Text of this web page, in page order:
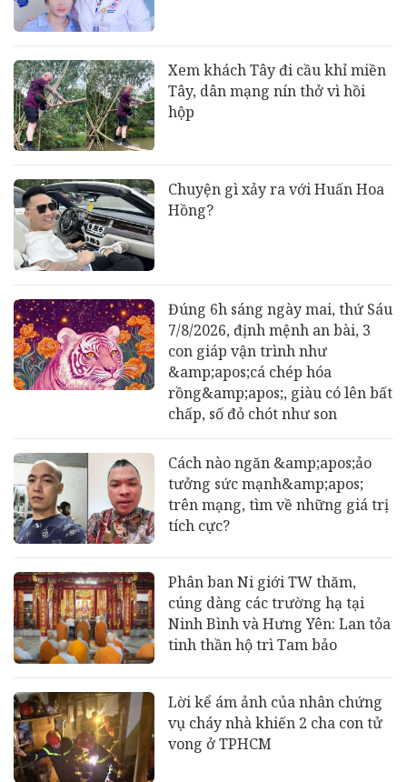
Xem khách Tây đi cầu khỉ miền
Tây, dân mạng nín thở vì hồi
hộp
Chuyện gì xảy ra với Huấn Hoa
Hồng?
Đúng 6h sáng ngày mai, thứ Sáu
7/8/2026, định mệnh an bài, 3
con giáp vận trình như
&amp;apos;cá chép hóa
rồng&amp;apos;, giàu có lên bất
chấp, số đỏ chót như son
Cách nào ngăn &amp;apos;ảo
tưởng sức mạnh&amp;apos;
trên mạng, tìm về những giá trị
tích cực?
Phân ban Ni giới TW thăm,
cúng dàng các trường hạ tại
Ninh Bình và Hưng Yên: Lan tỏa
tinh thần hộ trì Tam bảo
Lời kể ám ảnh của nhân chứng
vụ cháy nhà khiến 2 cha con tử
vong ở TPHCM